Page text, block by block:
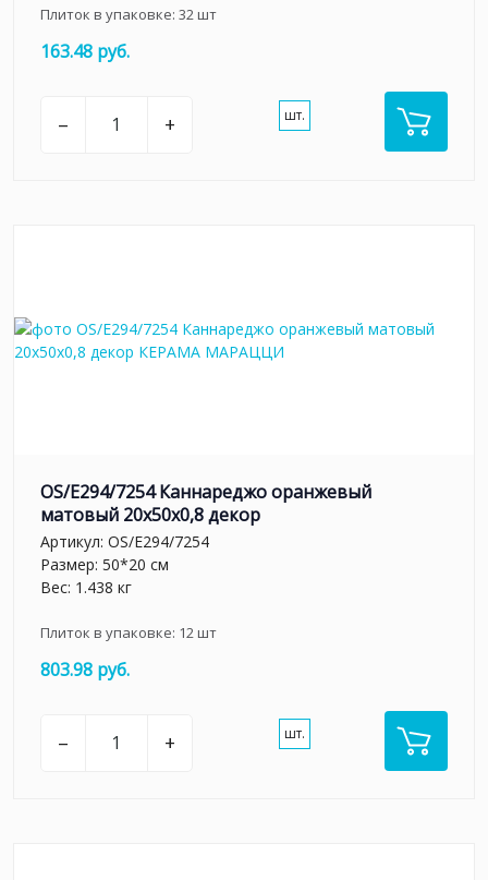
Плиток в упаковке: 32шт
163.48 руб.
– + шт.
OS/E294/7254 Каннареджо оранжевый
матовый 20x50x0,8 декор
Артикул: OS/E294/7254
Размер: 50*20 см
Вес: 1.438 кг
Плиток в упаковке: 12шт
803.98 руб.
– + шт.